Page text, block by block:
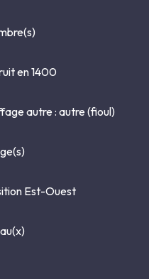
en 1400
autre : autre (fioul)
Est-Ouest